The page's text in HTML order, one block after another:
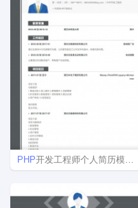
PHP开发工程师个人简历模板下载